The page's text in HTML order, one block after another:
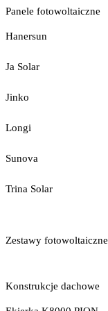
Panele fotowoltaiczne
Hanersun
Ja Solar
Jinko
Longi
Sunova
Trina Solar
Zestawy fotowoltaiczne
Konstrukcje dachowe